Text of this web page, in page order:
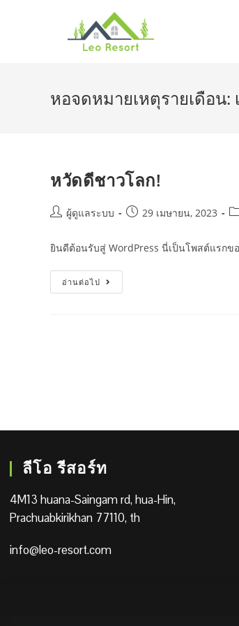
หอจดหมายเหตุรายเดือน:
หวัดดีชาวโลก!
ผู้ดูแลระบบ 29 เมษายน, 2023
ยินดีต้อนรับสู่ WordPress นี่เป็นโพสต์แรกข
อ่านต่อไป
ลีโอ รีสอร์ท
4M13 huana-Saingam rd, hua-Hin,
Prachuabkirikhan 77110, th
info@leo-resort.com